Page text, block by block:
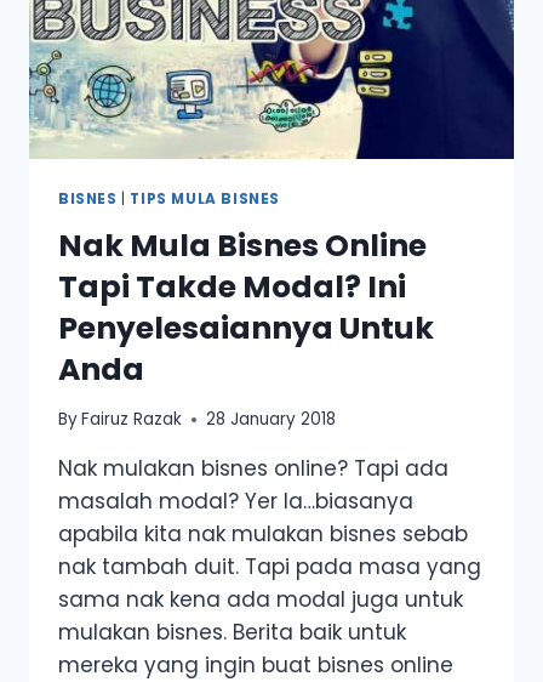
BISNES TIPS MULA BISNES
Nak Mula Bisnes Online
Tapi Takde Modal? Ini
Penyelesaiannya Untuk
Anda
ByFairuz Razak 28 January 2018
Nak mulakan bisnes online? Tapi ada
masalah modal? Yer la…biasanya
apabila kita nak mulakan bisnes sebab
nak tambah duit. Tapi pada masa yang
sama nak kena ada modal juga untuk
mulakan bisnes. Berita baik untuk
mereka yang ingin buat bisnes online